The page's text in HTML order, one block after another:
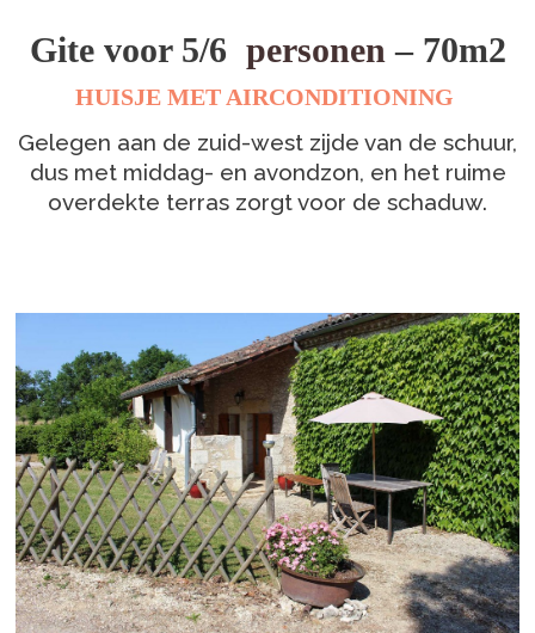
EVENEMENTEN
ROUTE
PRIJZEN
CONTACT & RÉSERVATIONS
Gite voor 5/6 personen– 70m2
HUISJE MET AIRCONDITIONING
Gelegen aan de zuid-west zijde van de schuur,
dus met middag- en avondzon, en het ruime
overdekte terras zorgt voor de schaduw.